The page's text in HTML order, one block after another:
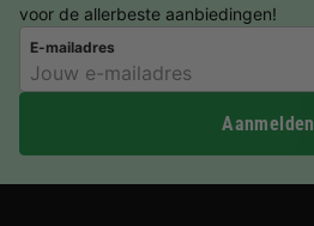
voor de allerbeste aanbiedingen!
E-mailadres
Aanmelden